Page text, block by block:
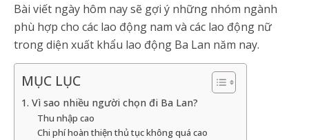
Bài viết ngày hôm nay sẽ gợi ý những nhóm ngành
phù hợp cho các lao động nam và các lao động nữ
trong diện xuất khẩu lao động Ba Lan năm nay.
MỤC LỤC
1. Vì sao nhiều người chọn đi Ba Lan?
Thu nhập cao
Chi phí hoàn thiện thủ tục không quá cao